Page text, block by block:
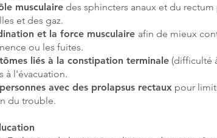
musculaire des sphincters anaux et du
et des gaz.
et la force musculaire afin de mieux
ou les fuites.
liés à la constipation terminale (difficulté
à l'évacuation.
avec des prolapsus rectaux pour
du trouble.